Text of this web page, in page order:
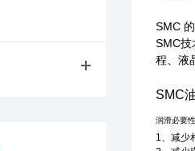
SMC
SMC技
程、液
SMC
润滑必要
1、减少